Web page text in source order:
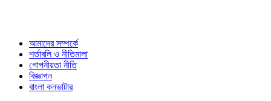
আমাদের সম্পর্কে
শর্তাবলি ও নীতিমালা
গোপনীয়তা নীতি
বিজ্ঞাপন
বাংলা কনভাটার